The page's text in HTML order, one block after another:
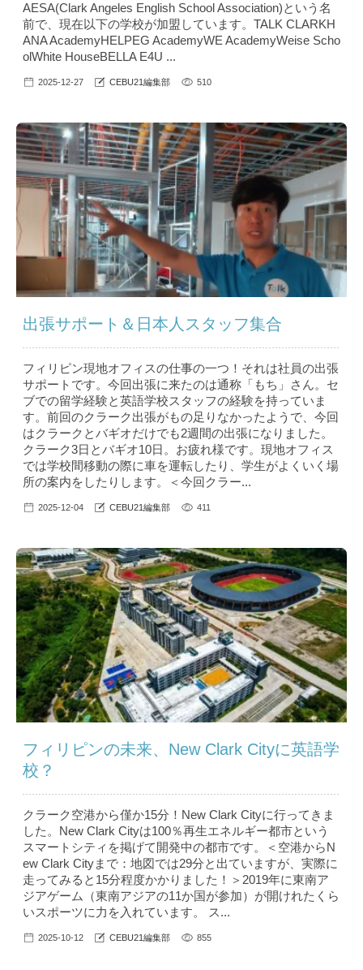
AESA(Clark Angeles English School Association)という名
前で、現在以下の学校が加盟しています。TALK CLARKH
ANA AcademyHELPEG AcademyWE AcademyWeise Scho
olWhite HouseBELLA E4U ...
2025-12-27 CEBU21編集部 510
出張サポート＆日本人スタッフ集合
フィリピン現地オフィスの仕事の一つ！それは社員の出張
サポートです。今回出張に来たのは通称「もち」さん。セ
ブでの留学経験と英語学校スタッフの経験を持っていま
す。前回のクラーク出張がもの足りなかったようで、今回
はクラークとバギオだけでも2週間の出張になりました。
クラーク3日とバギオ10日。お疲れ様です。現地オフィス
では学校間移動の際に車を運転したり、学生がよくいく場
所の案内をしたりします。＜今回クラー...
2025-12-04 CEBU21編集部 411
フィリピンの未来、New Clark Cityに英語学
校？
クラーク空港から僅か15分！New Clark Cityに行ってきま
した。New Clark Cityは100％再生エネルギー都市という
スマートシティを掲げて開発中の都市です。＜空港からN
ew Clark Cityまで：地図では29分と出ていますが、実際に
走ってみると15分程度かかりました！＞2019年に東南ア
ジアゲーム（東南アジアの11か国が参加）が開けれたくら
いスポーツに力を入れています。 ス...
2025-10-12 CEBU21編集部 855